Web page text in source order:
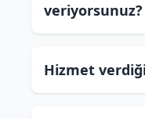
veriyorsunuz?
Hizmet